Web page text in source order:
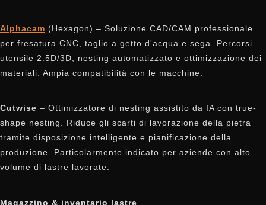
Alphacam (Hexagon) – Soluzione CAD/CAM professionale
per fresatura CNC, taglio a getto d'acqua e sega. Percorsi
utensile 2.5D/3D, nesting automatizzato e ottimizzazione dei
materiali. Ampia compatibilità con le macchine.
Cutwise – Ottimizzatore di nesting assistito da IA con true-
shape nesting. Riduce gli scarti di lavorazione della pietra
tramite disposizione intelligente e pianificazione della
produzione. Particolarmente indicato per aziende con alto
volume di lastre lavorate.
Magazzino & inventario lastre